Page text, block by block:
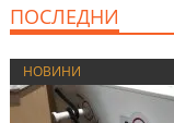
ПОСЛЕДНИ
НОВИНИ